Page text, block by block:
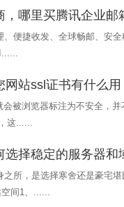
，哪里买腾讯企业邮
、便捷收发、全球畅邮、安
网站ssl证书有什么用
被浏览器标注为不安全，
这......
择稳定的服务器和
之所，是选择寒舍还是豪宅
间1、......